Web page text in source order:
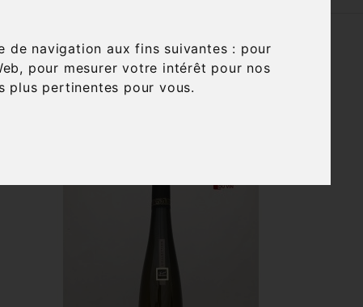
de navigation aux fins suivantes : pour
, pour mesurer votre intérêt pour nos
plus pertinentes pour vous.
Trier par : Pertinence